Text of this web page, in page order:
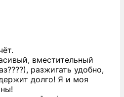
вместительный
разжигать удобно,
долго! Я и моя